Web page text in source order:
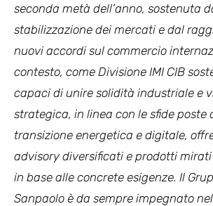
seconda metà dell’anno, sostenuta
stabilizzazione dei mercati e dal
nuovi accordi sul commercio
contesto, come Divisione IMI CIB
capaci di unire solidità industriale e
strategica, in linea con le sfide poste
transizione energetica e digitale,
advisory diversificati e prodotti
in base alle concrete esigenze. Il
Sanpaolo è da sempre impegnato